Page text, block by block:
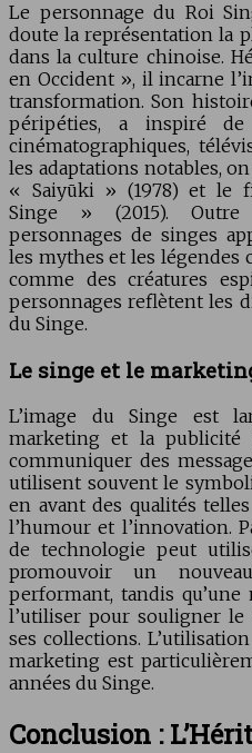
Le personnage du Roi
doute la représentation la
dans la culture chinoise.
en Occident », il incarne
transformation. Son
péripéties, a inspiré de
cinématographiques,
les adaptations notables,
« Saiyūki » (1978) et le
Singe » (2015). Outre
personnages de singes
les mythes et les légendes
comme des créatures
personnages reflètent les
du Singe.
Le singe et le
L’image du Singe est
marketing et la publicité
communiquer des
utilisent souvent le
en avant des qualités
l’humour et l’innovation.
de technologie peut
promouvoir un
performant, tandis
l’utiliser pour souligner
ses collections.
marketing est
années du Singe.
Conclusion :